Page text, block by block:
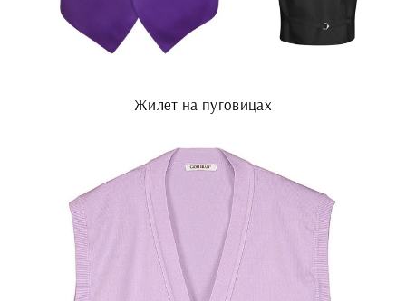
Жилет на пуговицах